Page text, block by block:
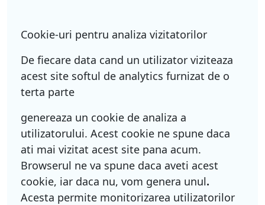
Cookie-uri pentru analiza vizitatorilor
De fiecare data cand un utilizator viziteaza
acest site softul de analytics furnizat de o
terta parte
genereaza un cookie de analiza a
utilizatorului. Acest cookie ne spune daca
ati mai vizitat acest site pana acum.
Browserul ne va spune daca aveti acest
cookie, iar daca nu, vom genera unul.
Acesta permite monitorizarea utilizatorilor